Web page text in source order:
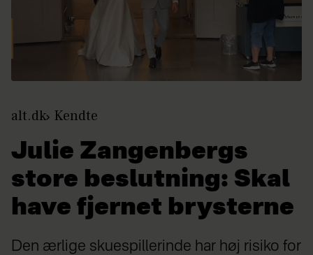
alt.dk Kendte
Julie Zangenbergs
store beslutning: Skal
have fjernet brysterne
Den ærlige skuespillerinde har høj risiko for